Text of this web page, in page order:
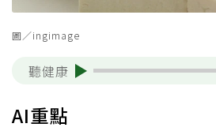
圖／ingimage
聽健康
AI重點